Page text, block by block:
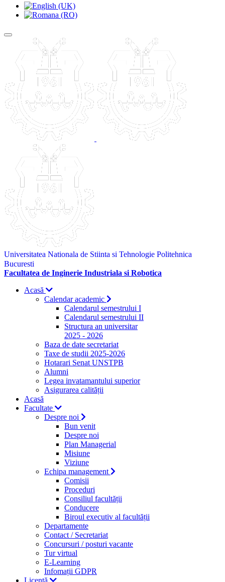
Universitatea Nationala de Stiinta si Tehnologie Politehnica
Bucuresti
Facultatea de Inginerie Industriala si Robotica
Acasă
Calendar academic
Calendarul semestrului I
Calendarul semestrului II
Structura an universitar
2025 - 2026
Baza de date secretariat
Taxe de studii 2025-2026
Hotarari Senat UNSTPB
Alumni
Legea invatamantului superior
Asigurarea calității
Acasă
Facultate
Despre noi
Bun venit
Despre noi
Plan Managerial
Misiune
Viziune
Echipa management
Comisii
Proceduri
Consiliul facultății
Conducere
Biroul executiv al facultății
Departamente
Contact / Secretariat
Concursuri / posturi vacante
Tur virtual
E-Learning
Infomații GDPR
Licență